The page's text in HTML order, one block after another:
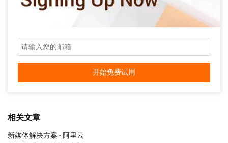
开始免费试用
相关文章
新媒体解决方案 - 阿里云